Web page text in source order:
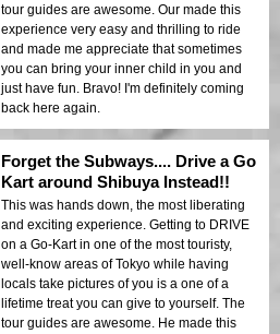
tour guides are awesome. Our made this
experience very easy and thrilling to ride
and made me appreciate that sometimes
you can bring your inner child in you and
just have fun. Bravo! I'm definitely coming
back here again.
Forget the Subways.... Drive a Go
Kart around Shibuya Instead!!
This was hands down, the most liberating
and exciting experience. Getting to DRIVE
on a Go-Kart in one of the most touristy,
well-know areas of Tokyo while having
locals take pictures of you is a one of a
lifetime treat you can give to yourself. The
tour guides are awesome. He made this